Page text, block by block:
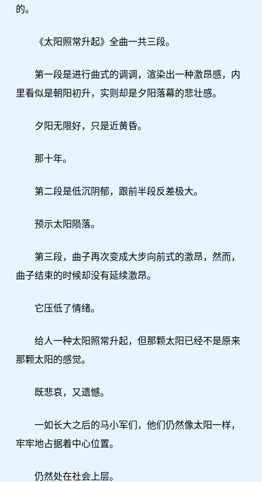
的。
《太阳照常升起》全曲一共三段。
第一段是进行曲式的调调，渲染出一种激昂感，内
里看似是朝阳初升，实则却是夕阳落幕的悲壮感。
夕阳无限好，只是近黄昏。
那十年。
第二段是低沉阴郁，跟前半段反差极大。
预示太阳陨落。
第三段，曲子再次变成大步向前式的激昂，然而，
曲子结束的时候却没有延续激昂。
它压低了情绪。
给人一种太阳照常升起，但那颗太阳已经不是原来
那颗太阳的感觉。
既悲哀，又遗憾。
一如长大之后的马小军们，他们仍然像太阳一样，
牢牢地占据着中心位置。
仍然处在社会上层。